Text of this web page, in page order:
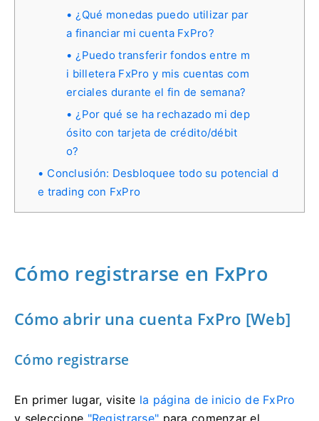
¿Qué monedas puedo utilizar par
a financiar mi cuenta FxPro?
¿Puedo transferir fondos entre m
i billetera FxPro y mis cuentas com
erciales durante el fin de semana?
¿Por qué se ha rechazado mi dep
ósito con tarjeta de crédito/débit
o?
Conclusión: Desbloquee todo su potencial d
e trading con FxPro
Cómo registrarse en FxPro
Cómo abrir una cuenta FxPro [Web]
Cómo registrarse
En primer lugar, visite la página de inicio de FxPro
y seleccione "Registrarse" para comenzar el